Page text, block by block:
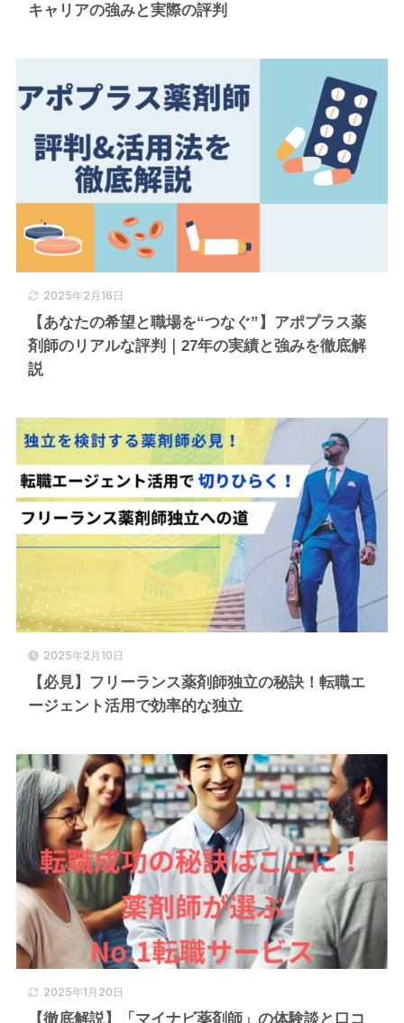
キャリアの強みと実際の評判
2025年2月16日
【あなたの希望と職場を“つなぐ”】アポプラス薬
剤師のリアルな評判｜27年の実績と強みを徹底解
説
2025年2月10日
【必見】フリーランス薬剤師独立の秘訣！転職エ
ージェント活用で効率的な独立
2025年1月20日
【徹底解説】「マイナビ薬剤師」の体験談と口コ